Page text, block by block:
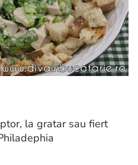
la gratar sau fiert